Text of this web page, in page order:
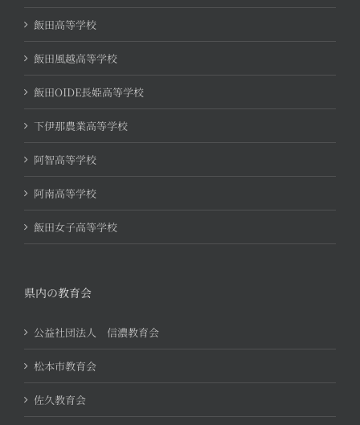
飯田高等学校
飯田風越高等学校
飯田OIDE長姫高等学校
下伊那農業高等学校
阿智高等学校
阿南高等学校
飯田女子高等学校
県内の教育会
公益社団法人 信濃教育会
松本市教育会
佐久教育会